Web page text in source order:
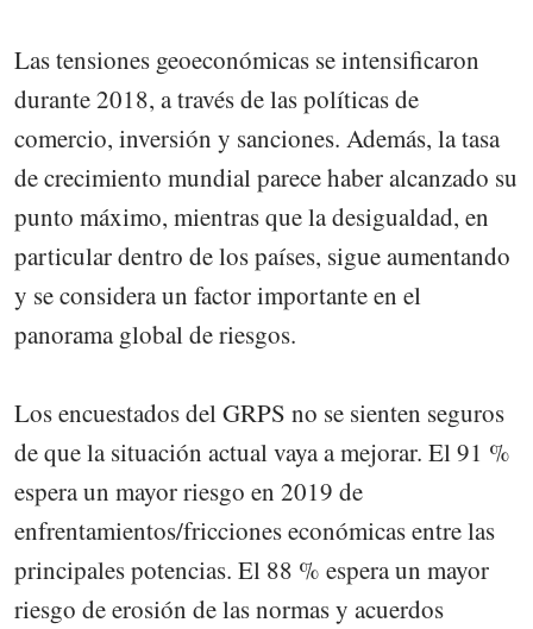
Las tensiones geoeconómicas se intensificaron
durante 2018, a través de las políticas de
comercio, inversión y sanciones. Además, la tasa
de crecimiento mundial parece haber alcanzado su
punto máximo, mientras que la desigualdad, en
particular dentro de los países, sigue aumentando
y se considera un factor importante en el
panorama global de riesgos.
Los encuestados del GRPS no se sienten seguros
de que la situación actual vaya a mejorar. El 91 %
espera un mayor riesgo en 2019 de
enfrentamientos/fricciones económicas entre las
principales potencias. El 88 % espera un mayor
riesgo de erosión de las normas y acuerdos